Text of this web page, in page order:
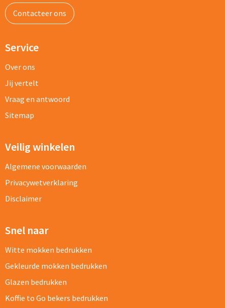
Contacteer ons
Service
Over ons
Jij vertelt
Vraag en antwoord
Sitemap
Veilig winkelen
Algemene voorwaarden
Privacywetverklaring
Disclaimer
Snel naar
Witte mokken bedrukken
Gekleurde mokken bedrukken
Glazen bedrukken
Koffie to Go bekers bedrukken